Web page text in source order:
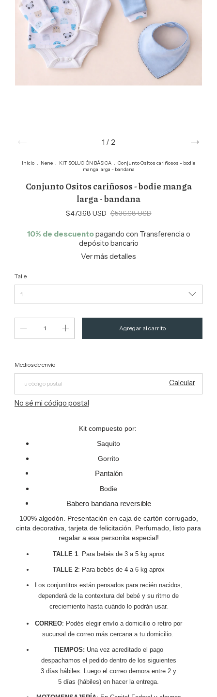
1 / 2
Inicio . Nene . KIT SOLUCIÓN BÁSICA . Conjunto Ositos cariñosos - bodie
manga larga - bandana
Conjunto Ositos cariñosos - bodie manga
larga - bandana
$473.68 USD $536.68 USD
10% de descuentopagando con Transferencia o
depósito bancario
Ver más detalles
Talle
Entregas para el CP:
Medios de envío
Calcular
No sé mi código postal
Kit compuesto por:
Saquito
Gorrito
Pantalón
Bodie
Babero bandana reversible
100% algodón. Presentación en caja de cartón corrugado,
cinta decorativa, tarjeta de felicitación. Perfumado, listo para
regalar a esa personita especial!
TALLE 1: Para bebés de 3 a 5 kg aprox
TALLE 2: Para bebés de 4 a 6 kg aprox
Los conjuntitos están pensados para recién nacidos,
dependerá de la contextura del bebé y su ritmo de
creciemiento hasta cuándo lo podrán usar.
CORREO: Podés elegir envío a domicilio o retiro por
sucursal de correo más cercana a tu domicilio.
TIEMPOS: Una vez acreditado el pago
despachamos el pedido dentro de los siguientes
3 días hábiles. Luego el correo demora entre 2 y
5 días (hábiles) en hacer la entrega.